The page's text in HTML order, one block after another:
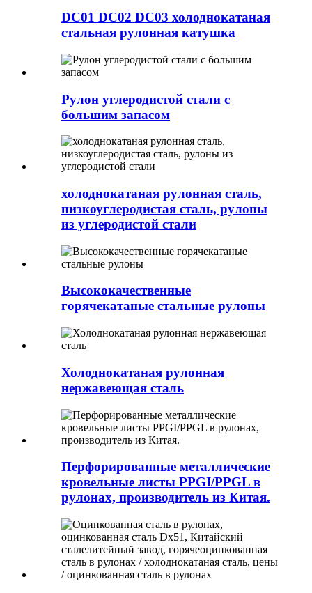
DC01 DC02 DC03 холоднокатаная
стальная рулонная катушка
Рулон углеродистой стали с
большим запасом
холоднокатаная рулонная сталь,
низкоуглеродистая сталь, рулоны
из углеродистой стали
Высококачественные
горячекатаные стальные рулоны
Холоднокатаная рулонная
нержавеющая сталь
Перфорированные металлические
кровельные листы PPGI/PPGL в
рулонах, производитель из Китая.